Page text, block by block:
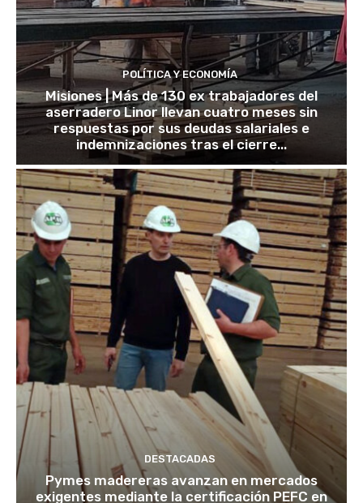
POLÍTICA Y ECONOMÍA
Misiones | Más de 130 ex trabajadores del
aserradero Linor llevan cuatro meses sin
respuestas por sus deudas salariales e
indemnizaciones tras el cierre...
DESTACADAS
Pymes madereras avanzan en mercados
exigentes mediante la certificación PEFC en